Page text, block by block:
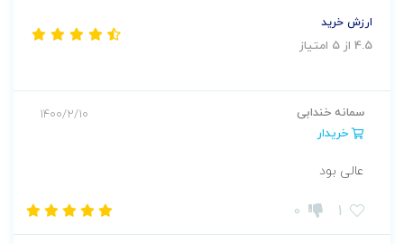
ارزش خرید
4.5 از 5 امتیاز
سمانه خندابی
خریدار
1400/2/10
عالی بود
1
0